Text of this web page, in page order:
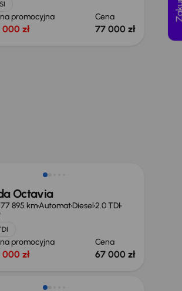
promocyjna
000 zł
Cena
77 000 zł
Octavia
895 kmAutomatDiesel2.0 TDI
promocyjna
000 zł
Cena
67 000 zł
odliczenia VAT